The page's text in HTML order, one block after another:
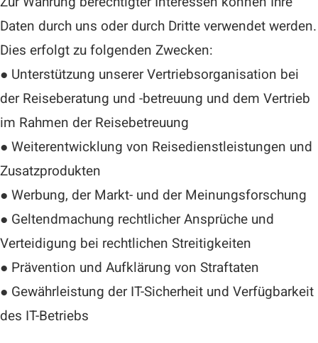
Daten durch uns oder durch Dritte verwendet werden.
Dies erfolgt zu folgenden Zwecken:
● Unterstützung unserer Vertriebsorganisation bei
der Reiseberatung und -betreuung und dem Vertrieb
im Rahmen der Reisebetreuung
● Weiterentwicklung von Reisedienstleistungen und
Zusatzprodukten
● Werbung, der Markt- und der Meinungsforschung
● Geltendmachung rechtlicher Ansprüche und
Verteidigung bei rechtlichen Streitigkeiten
● Prävention und Aufklärung von Straftaten
● Gewährleistung der IT-Sicherheit und Verfügbarkeit
des IT-Betriebs